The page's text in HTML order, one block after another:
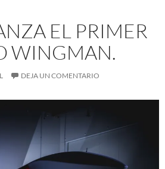
EL PRIMER
WINGMAN.
DEJA UN COMENTARIO